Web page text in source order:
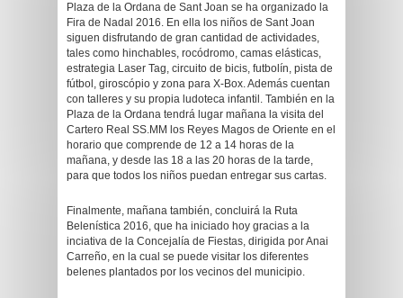
Plaza de la Ordana de Sant Joan se ha organizado la
Fira de Nadal 2016. En ella los niños de Sant Joan
siguen disfrutando de gran cantidad de actividades,
tales como hinchables, rocódromo, camas elásticas,
estrategia Laser Tag, circuito de bicis, futbolín, pista de
fútbol, giroscópio y zona para X-Box. Además cuentan
con talleres y su propia ludoteca infantil. También en la
Plaza de la Ordana tendrá lugar mañana la visita del
Cartero Real SS.MM los Reyes Magos de Oriente en el
horario que comprende de 12 a 14 horas de la
mañana, y desde las 18 a las 20 horas de la tarde,
para que todos los niños puedan entregar sus cartas.
Finalmente, mañana también, concluirá la Ruta
Belenística 2016, que ha iniciado hoy gracias a la
inciativa de la Concejalía de Fiestas, dirigida por Anai
Carreño, en la cual se puede visitar los diferentes
belenes plantados por los vecinos del municipio.